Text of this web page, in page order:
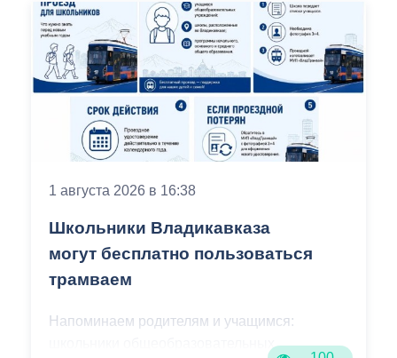
Чтобы получить школьный проездной,
необходимо сдать фотографию 3×4 в
администрацию своей школы.
Проездной будет действовать до конца
календарного года. Пользоваться
проездным удостоверением может
только ученик, на имя которого он
Напомним, ранее, администрация
Владикавказа обещала, что льгота
сохранится и будет предоставляться в
рамках нового нормативного порядка.
начале 2026 года полномочия по
организации пассажирских перевозок
1 августа 2026 в 16:38
Школьники Владикавказа
могут бесплатно пользоваться
трамваем
Напоминаем родителям и учащимся: